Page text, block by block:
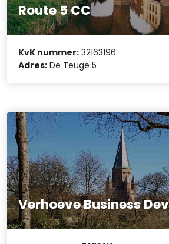
Route 5 CC
KvK nummer: 32163196
Adres: De Teuge 5
Verhoeve Business